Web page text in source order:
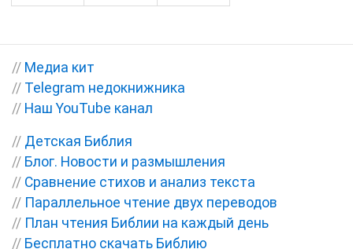
// Медиа кит
// Telegram недокнижника
// Наш YouTube канал
// Детская Библия
// Блог. Новости и размышления
// Сравнение стихов и анализ текста
// Параллельное чтение двух переводов
// План чтения Библии на каждый день
// Бесплатно скачать Библию